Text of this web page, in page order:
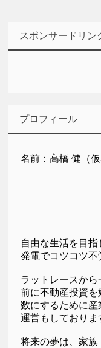
スポンサードリン
プロフィール
名前：高橋 健（仮
自由な生活を目
発電でコツコツ不
ラットレースか
前に不動産投資
数にするために
運営もしておりま
将来の夢は、家